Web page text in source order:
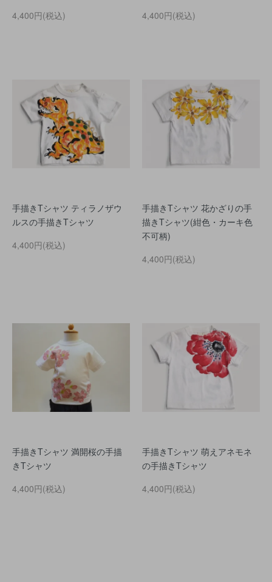
4,400円(税込)
4,400円(税込)
手描きTシャツ ティラノザウ
ルスの手描きTシャツ
4,400円(税込)
手描きTシャツ 花かざりの手
描きTシャツ(紺色・カーキ色
不可柄)
4,400円(税込)
手描きTシャツ 満開桜の手描
きTシャツ
4,400円(税込)
手描きTシャツ 萌えアネモネ
の手描きTシャツ
4,400円(税込)